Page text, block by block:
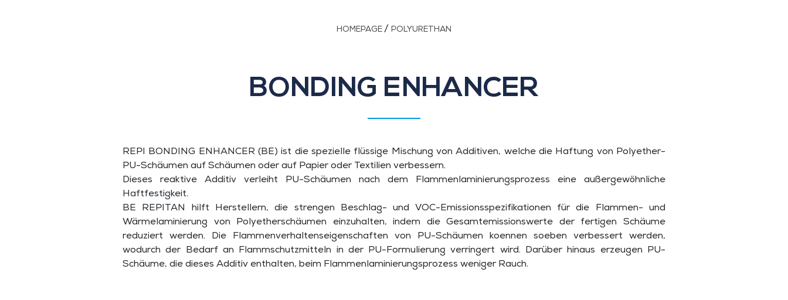
HOMEPAGE / POLYURETHAN
BONDING ENHANCER
REPI BONDING ENHANCER (BE) ist die spezielle flüssige Mischung von Additiven, welche die Haftung von Polyether-
PU-Schäumen auf Schäumen oder auf Papier oder Textilien verbessern.
Dieses reaktive Additiv verleiht PU-Schäumen nach dem Flammenlaminierungsprozess eine außergewöhnliche
Haftfestigkeit.
BE REPITAN hilft Herstellern, die strengen Beschlag- und VOC-Emissionsspezifikationen für die Flammen- und
Wärmelaminierung von Polyetherschäumen einzuhalten, indem die Gesamtemissionswerte der fertigen Schäume
reduziert werden. Die Flammenverhaltenseigenschaften von PU-Schäumen koennen soeben verbessert werden,
wodurch der Bedarf an Flammschutzmitteln in der PU-Formulierung verringert wird. Darüber hinaus erzeugen PU-
Schäume, die dieses Additiv enthalten, beim Flammenlaminierungsprozess weniger Rauch.